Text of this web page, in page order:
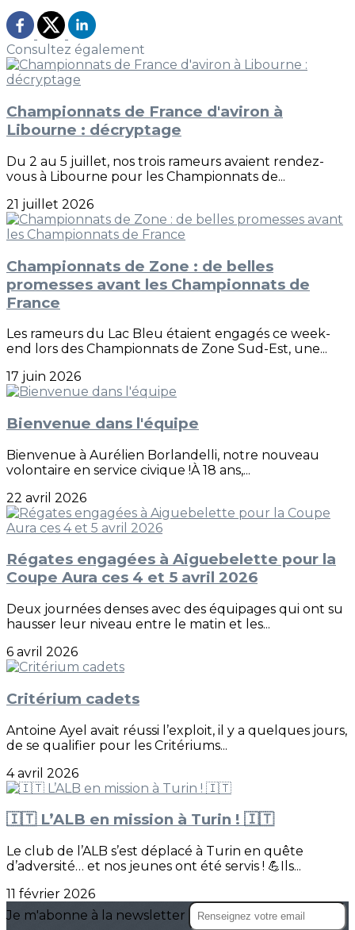
Consultez également
Championnats de France d'aviron à
Libourne : décryptage
Du 2 au 5 juillet, nos trois rameurs avaient rendez-
vous à Libourne pour les Championnats de...
21 juillet 2026
Championnats de Zone : de belles
promesses avant les Championnats de
France
Les rameurs du Lac Bleu étaient engagés ce week-
end lors des Championnats de Zone Sud-Est, une...
17 juin 2026
Bienvenue dans l'équipe
Bienvenue à Aurélien Borlandelli, notre nouveau
volontaire en service civique !À 18 ans,...
22 avril 2026
Régates engagées à Aiguebelette pour la
Coupe Aura ces 4 et 5 avril 2026
Deux journées denses avec des équipages qui ont su
hausser leur niveau entre le matin et les...
6 avril 2026
Critérium cadets
Antoine Ayel avait réussi l’exploit, il y a quelques jours,
de se qualifier pour les Critériums...
4 avril 2026
🇮🇹 L’ALB en mission à Turin ! 🇮🇹
Le club de l’ALB s’est déplacé à Turin en quête
d’adversité… et nos jeunes ont été servis ! 💪Ils...
11 février 2026
Je m'abonne à la newsletter